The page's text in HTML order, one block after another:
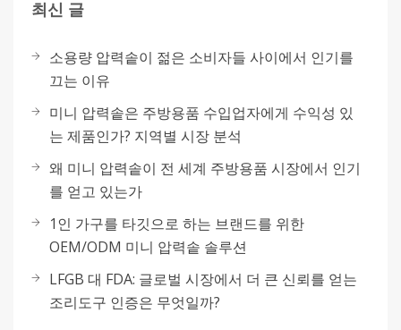
최신 글
소용량 압력솥이 젊은 소비자들 사이에서 인기를
끄는 이유
미니 압력솥은 주방용품 수입업자에게 수익성 있
는 제품인가? 지역별 시장 분석
왜 미니 압력솥이 전 세계 주방용품 시장에서 인기
를 얻고 있는가
1인 가구를 타깃으로 하는 브랜드를 위한
OEM/ODM 미니 압력솥 솔루션
LFGB 대 FDA: 글로벌 시장에서 더 큰 신뢰를 얻는
조리도구 인증은 무엇일까?